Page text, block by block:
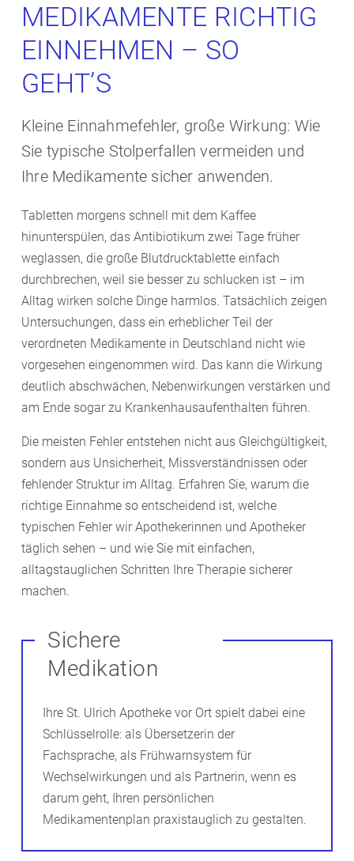
MEDIKAMENTE RICHTIG
EINNEHMEN – SO
GEHT’S
Kleine Einnahmefehler, große Wirkung: Wie
Sie typische Stolperfallen vermeiden und
Ihre Medikamente sicher anwenden.
Tabletten morgens schnell mit dem Kaffee
hinunterspülen, das Antibiotikum zwei Tage früher
weglassen, die große Blutdrucktablette einfach
durchbrechen, weil sie besser zu schlucken ist – im
Alltag wirken solche Dinge harmlos. Tatsächlich zeigen
Untersuchungen, dass ein erheblicher Teil der
verordneten Medikamente in Deutschland nicht wie
vorgesehen eingenommen wird. Das kann die Wirkung
deutlich abschwächen, Nebenwirkungen verstärken und
am Ende sogar zu Krankenhausaufenthalten führen.
Die meisten Fehler entstehen nicht aus Gleichgültigkeit,
sondern aus Unsicherheit, Missverständnissen oder
fehlender Struktur im Alltag. Erfahren Sie, warum die
richtige Einnahme so entscheidend ist, welche
typischen Fehler wir Apothekerinnen und Apotheker
täglich sehen – und wie Sie mit einfachen,
alltagstauglichen Schritten Ihre Therapie sicherer
machen.
Sichere
Medikation
Ihre St. Ulrich Apotheke vor Ort spielt dabei eine
Schlüsselrolle: als Übersetzerin der
Fachsprache, als Frühwarnsystem für
Wechselwirkungen und als Partnerin, wenn es
darum geht, Ihren persönlichen
Medikamentenplan praxistauglich zu gestalten.